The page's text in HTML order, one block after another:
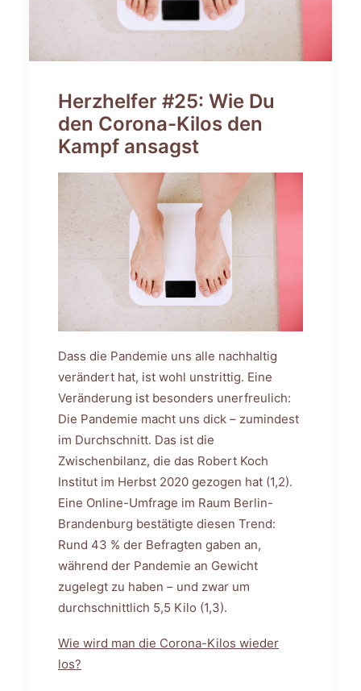
Herzhelfer #25: Wie Du
den Corona-Kilos den
Kampf ansagst
Dass die Pandemie uns alle nachhaltig
verändert hat, ist wohl unstrittig. Eine
Veränderung ist besonders unerfreulich:
Die Pandemie macht uns dick – zumindest
im Durchschnitt. Das ist die
Zwischenbilanz, die das Robert Koch
Institut im Herbst 2020 gezogen hat (1,2).
Eine Online-Umfrage im Raum Berlin-
Brandenburg bestätigte diesen Trend:
Rund 43 % der Befragten gaben an,
während der Pandemie an Gewicht
zugelegt zu haben – und zwar um
durchschnittlich 5,5 Kilo (1,3).
Wie wird man die Corona-Kilos wieder
los?